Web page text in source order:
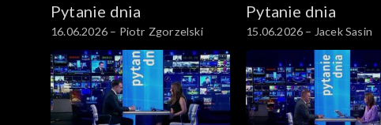
Pytanie dnia
16.06.2026 – Piotr Zgorzelski
Pytanie dnia
15.06.2026 – Jacek Sasin